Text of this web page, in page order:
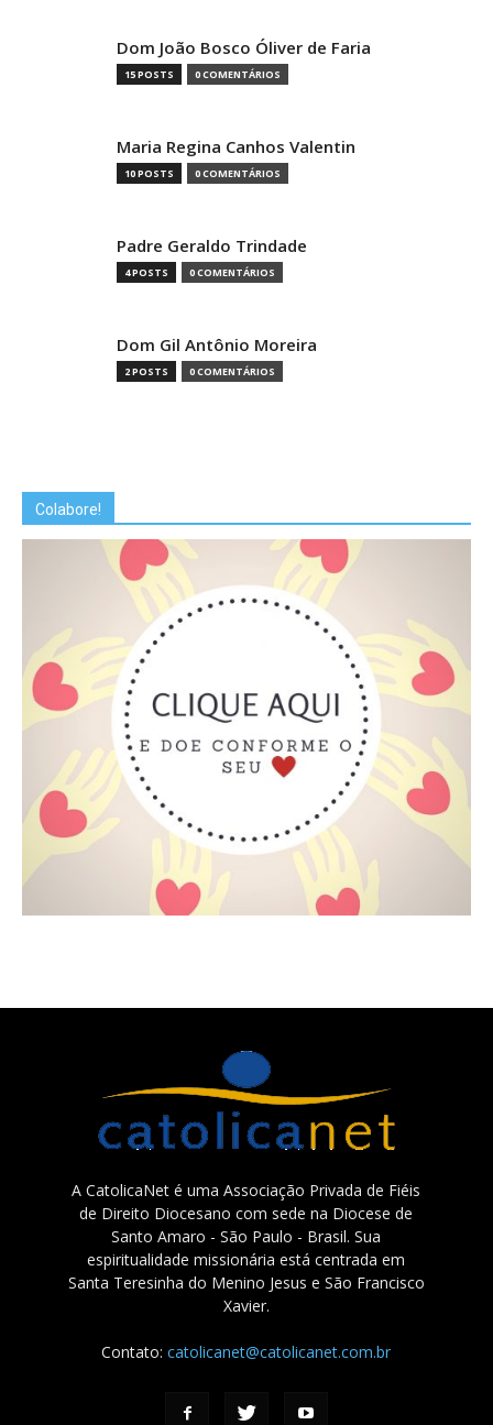
Dom João Bosco Óliver de Faria
15 POSTS 0 COMENTÁRIOS
Maria Regina Canhos Valentin
10 POSTS 0 COMENTÁRIOS
Padre Geraldo Trindade
4 POSTS 0 COMENTÁRIOS
Dom Gil Antônio Moreira
2 POSTS 0 COMENTÁRIOS
Colabore!
A CatolicaNet é uma Associação Privada de Fiéis
de Direito Diocesano com sede na Diocese de
Santo Amaro - São Paulo - Brasil. Sua
espiritualidade missionária está centrada em
Santa Teresinha do Menino Jesus e São Francisco
Xavier.
Contato:catolicanet@catolicanet.com.br